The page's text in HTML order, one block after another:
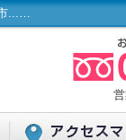
名古屋市北区六が池町96【仲介手数料無料】新築一戸建て ☆☆☆仲介手数料無料☆☆☆ 名古屋市...／ハウスコンシェルジュ(日の出殖産)